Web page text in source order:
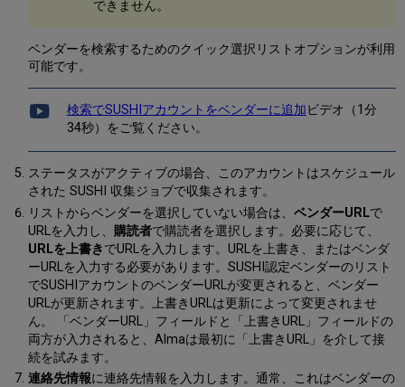
できません。
ベンダーを検索するためのクイック選択リストオプションが利用
可能です。
検索でSUSHIアカウントをベンダーに追加ビデオ（1分
34秒）をご覧ください。
ステータスがアクティブの場合、このアカウントはスケジュール
された SUSHI 収集ジョブで収集されます。
リストからベンダーを選択していない場合は、 ベンダーURLで
URLを入力し、 購読者で購読者を選択します。必要に応じて、
URLを上書きでURLを入力します。URLを上書き、またはベンダ
ーURLを入力する必要があります。SUSHI認定ベンダーのリスト
でSUSHIアカウントのベンダーURLが変更されると、ベンダー
URLが更新されます。上書きURLは更新によって変更されませ
ん。 「ベンダーURL」フィールドと「上書きURL」フィールドの
両方が入力されると、Almaは最初に「上書きURL」を介して接
続を試みます。
連絡先情報に連絡先情報を入力します。通常、これはベンダーの